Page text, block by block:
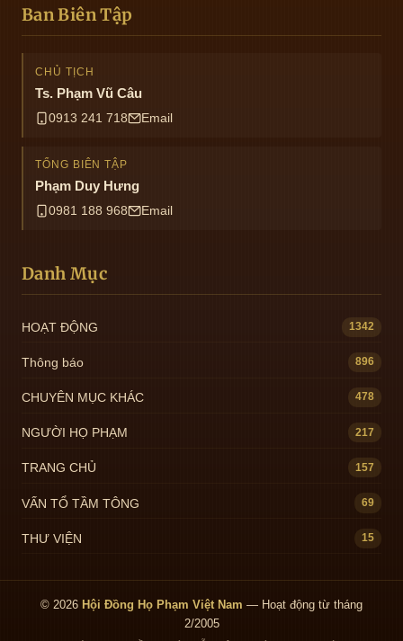
Ban Biên Tập
CHỦ TỊCH
Ts. Phạm Vũ Câu
0913 241 718 Email
TỔNG BIÊN TẬP
Phạm Duy Hưng
0981 188 968 Email
Danh Mục
HOẠT ĐỘNG 1342
Thông báo 896
CHUYÊN MỤC KHÁC 478
NGƯỜI HỌ PHẠM 217
TRANG CHỦ 157
VẤN TỔ TẦM TÔNG 69
THƯ VIỆN 15
© 2026 Hội Đồng Họ Phạm Việt Nam — Hoạt động từ tháng
2/2005